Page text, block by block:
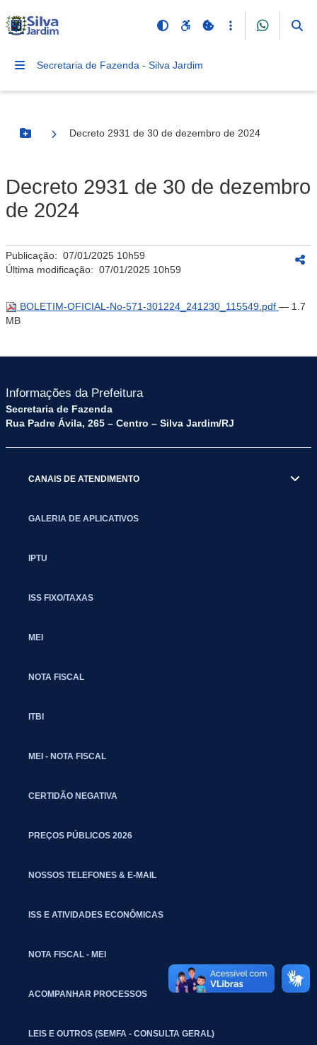
Secretaria de Fazenda - Silva Jardim
Botão Menu
Decreto 2931 de 30 de dezembro de 2024
Decreto 2931 de 30 de dezembro
de 2024
Publicação: 07/01/2025 10h59
Última modificação: 07/01/2025 10h59
BOLETIM-OFICIAL-No-571-301224_241230_115549.pdf — 1.7
MB
Informações da Prefeitura
Secretaria de Fazenda
Rua Padre Ávila, 265 – Centro – Silva Jardim/RJ
CANAIS DE ATENDIMENTO
GALERIA DE APLICATIVOS
IPTU
ISS FIXO/TAXAS
MEI
NOTA FISCAL
ITBI
MEI - NOTA FISCAL
CERTIDÃO NEGATIVA
PREÇOS PÚBLICOS 2026
NOSSOS TELEFONES & E-MAIL
ISS E ATIVIDADES ECONÔMICAS
NOTA FISCAL - MEI
ACOMPANHAR PROCESSOS
LEIS E OUTROS (SEMFA - CONSULTA GERAL)